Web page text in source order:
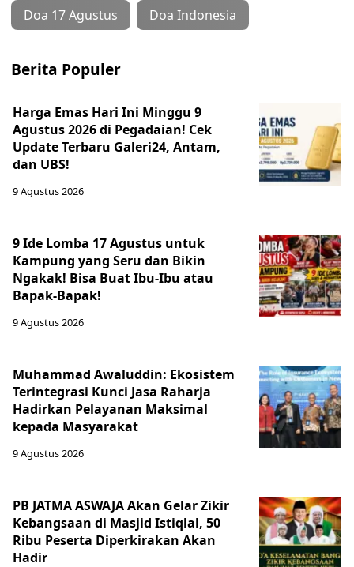
Doa 17 Agustus Doa Indonesia
Berita Populer
Harga Emas Hari Ini Minggu 9
Agustus 2026 di Pegadaian! Cek
Update Terbaru Galeri24, Antam,
dan UBS!
9 Agustus 2026
9 Ide Lomba 17 Agustus untuk
Kampung yang Seru dan Bikin
Ngakak! Bisa Buat Ibu-Ibu atau
Bapak-Bapak!
9 Agustus 2026
Muhammad Awaluddin: Ekosistem
Terintegrasi Kunci Jasa Raharja
Hadirkan Pelayanan Maksimal
kepada Masyarakat
9 Agustus 2026
PB JATMA ASWAJA Akan Gelar Zikir
Kebangsaan di Masjid Istiqlal, 50
Ribu Peserta Diperkirakan Akan
Hadir